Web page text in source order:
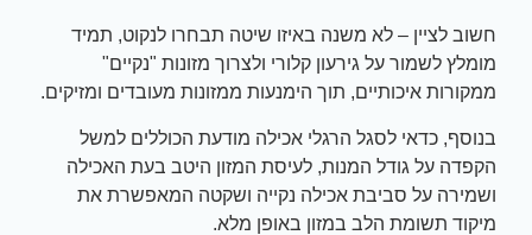
חשוב לציין – לא משנה באיזו שיטה תבחרו לנקוט, תמיד
מומלץ לשמור על גירעון קלורי ולצרוך מזונות "נקיים"
ממקורות איכותיים, תוך הימנעות ממזונות מעובדים ומזיקים.
בנוסף, כדאי לסגל הרגלי אכילה מודעת הכוללים למשל
הקפדה על גודל המנות, לעיסת המזון היטב בעת האכילה
ושמירה על סביבת אכילה נקייה ושקטה המאפשרת את
מיקוד תשומת הלב במזון באופן מלא.